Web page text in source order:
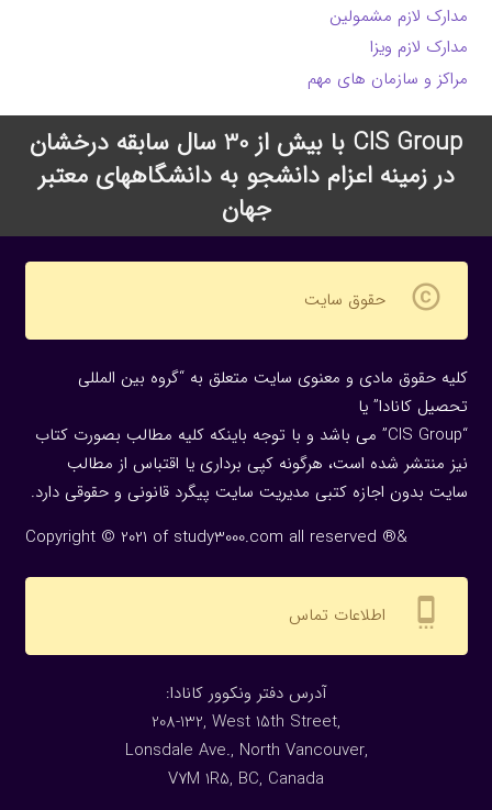
مدارک لازم مشمولین
مدارک لازم ویزا
مراکز و سازمان های مهم
CIS Group با بیش از 30 سال سابقه درخشان
در زمینه اعزام دانشجو به دانشگاههای معتبر
جهان
copyright حقوق سایت
کلیه حقوق مادی و معنوی سایت متعلق به “گروه بین المللی
تحصیل کانادا” یا
“CIS Group” می باشد و با توجه باینکه کلیه مطالب بصورت کتاب
نیز منتشر شده است، هرگونه كپی برداری یا اقتباس از مطالب
سایت بدون اجازه كتبی مدیریت سایت پیگرد قانونی و حقوقی دارد.
Copyright © 2021 of study3000.com all reserved ®&
settings_cell اطلاعات تماس
:آدرس دفتر ونکوور کانادا
208-132, West 15th Street,
Lonsdale Ave., North Vancouver,
V7M 1R5, BC, Canada